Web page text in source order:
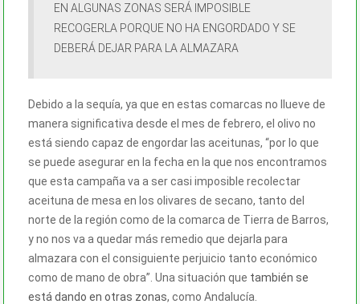
EN ALGUNAS ZONAS SERÁ IMPOSIBLE
RECOGERLA PORQUE NO HA ENGORDADO Y SE
DEBERÁ DEJAR PARA LA ALMAZARA
Debido a la sequía, ya que en estas comarcas no llueve de
manera significativa desde el mes de febrero, el olivo no
está siendo capaz de engordar las aceitunas, “por lo que
se puede asegurar en la fecha en la que nos encontramos
que esta campaña va a ser casi imposible recolectar
aceituna de mesa en los olivares de secano, tanto del
norte de la región como de la comarca de Tierra de Barros,
y no nos va a quedar más remedio que dejarla para
almazara con el consiguiente perjuicio tanto económico
como de mano de obra”. Una situación que también se
está dando en otras zonas, como Andalucía.